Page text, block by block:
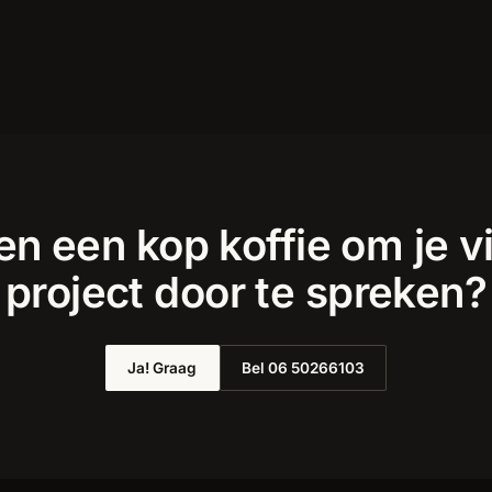
een kop koffie om je
project door te spreken?
Ja! Graag Bel 06 50266103